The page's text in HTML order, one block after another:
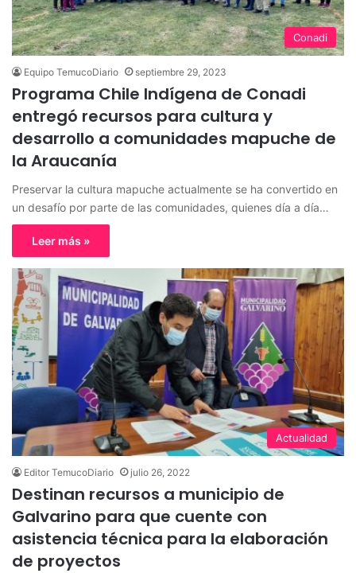
Conadi
Equipo TemucoDiario septiembre 29, 2023
Programa Chile Indígena de Conadi
entregó recursos para cultura y
desarrollo a comunidades mapuche de
la Araucanía
Preservar la cultura mapuche actualmente se ha convertido en
un desafío por parte de las comunidades, quienes día a día…
Leer más »
Actualidad
Editor TemucoDiario julio 26, 2022
Destinan recursos a municipio de
Galvarino para que cuente con
asistencia técnica para la elaboración
de proyectos